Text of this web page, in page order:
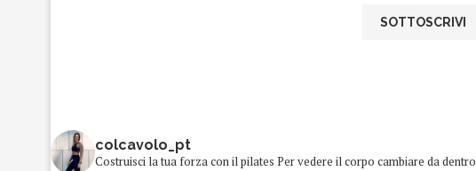
colcavolo_pt
Costruisci la tua forza con il pilates Per vedere il corpo cambiare da dentro